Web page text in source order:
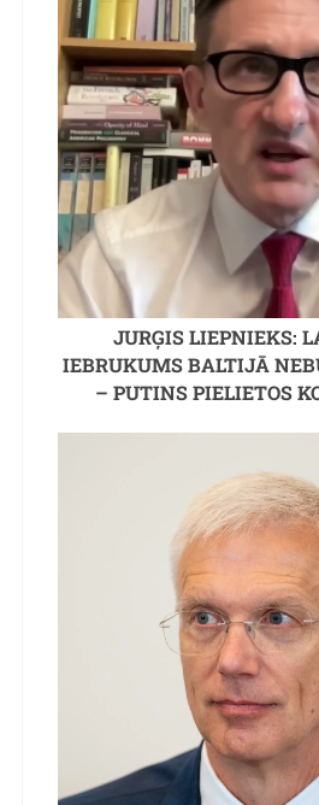
JURĢIS LIEPNIEKS:
IEBRUKUMS BALTIJĀ
– PUTINS PIELIETOS